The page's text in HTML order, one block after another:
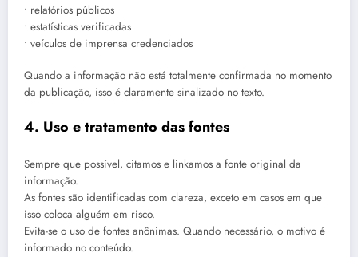
• relatórios públicos
• estatísticas verificadas
• veículos de imprensa credenciados
Quando a informação não está totalmente confirmada no momento
da publicação, isso é claramente sinalizado no texto.
4. Uso e tratamento das fontes
Sempre que possível, citamos e linkamos a fonte original da
informação.
As fontes são identificadas com clareza, exceto em casos em que
isso coloca alguém em risco.
Evita-se o uso de fontes anônimas. Quando necessário, o motivo é
informado no conteúdo.